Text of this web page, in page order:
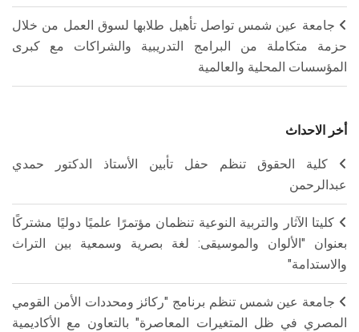
جامعة عين شمس تواصل تأهيل طلابها لسوق العمل من خلال
حزمة متكاملة من البرامج التدريبية والشراكات مع كبرى
المؤسسات المحلية والعالمية
أخر الاحداث
كلية الحقوق تنظم حفل تأبين الأستاذ الدكتور حمدي
عبدالرحمن
كليتا الآثار والتربية النوعية تنظمان مؤتمرًا علميًا دوليًا مشتركًا
بعنوان "الألوان والموسيقى: لغة بصرية وسمعية بين التراث
والاستدامة"
جامعة عين شمس تنظم برنامج "ركائز ومحددات الأمن القومي
المصري في ظل المتغيرات المعاصرة" بالتعاون مع الأكاديمية